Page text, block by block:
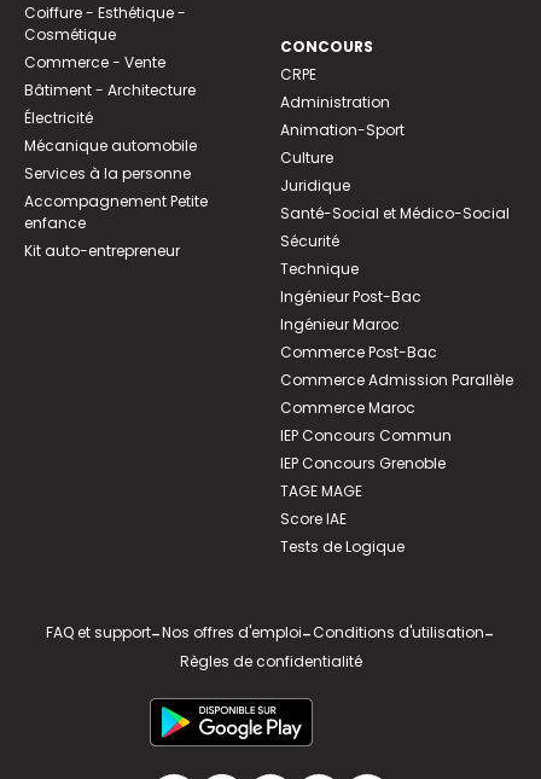
Coiffure - Esthétique -
Cosmétique
Commerce - Vente
Bâtiment - Architecture
Électricité
Mécanique automobile
Services à la personne
Accompagnement Petite
enfance
Kit auto-entrepreneur
CONCOURS
CRPE
Administration
Animation-Sport
Culture
Juridique
Santé-Social et Médico-Social
Sécurité
Technique
Ingénieur Post-Bac
Ingénieur Maroc
Commerce Post-Bac
Commerce Admission Parallèle
Commerce Maroc
IEP Concours Commun
IEP Concours Grenoble
TAGE MAGE
Score IAE
Tests de Logique
FAQ et support-Nos offres d'emploi-Conditions d'utilisation-
Règles de confidentialité